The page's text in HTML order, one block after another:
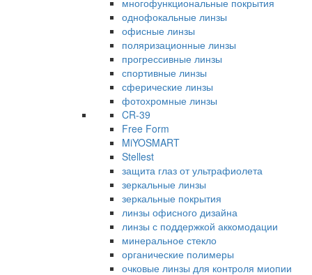
многофункциональные покрытия
однофокальные линзы
офисные линзы
поляризационные линзы
прогрессивные линзы
спортивные линзы
сферические линзы
фотохромные линзы
CR-39
Free Form
MiYOSMART
Stellest
защита глаз от ультрафиолета
зеркальные линзы
зеркальные покрытия
линзы офисного дизайна
линзы с поддержкой аккомодации
минеральное стекло
органические полимеры
очковые линзы для контроля миопии